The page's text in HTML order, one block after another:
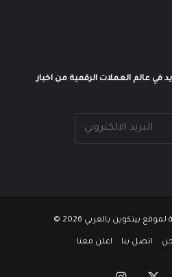
عالم العملات الرقمية من اخبار
لموقع بيتكوين بالعربي
اتصل بنا اعلن معنا